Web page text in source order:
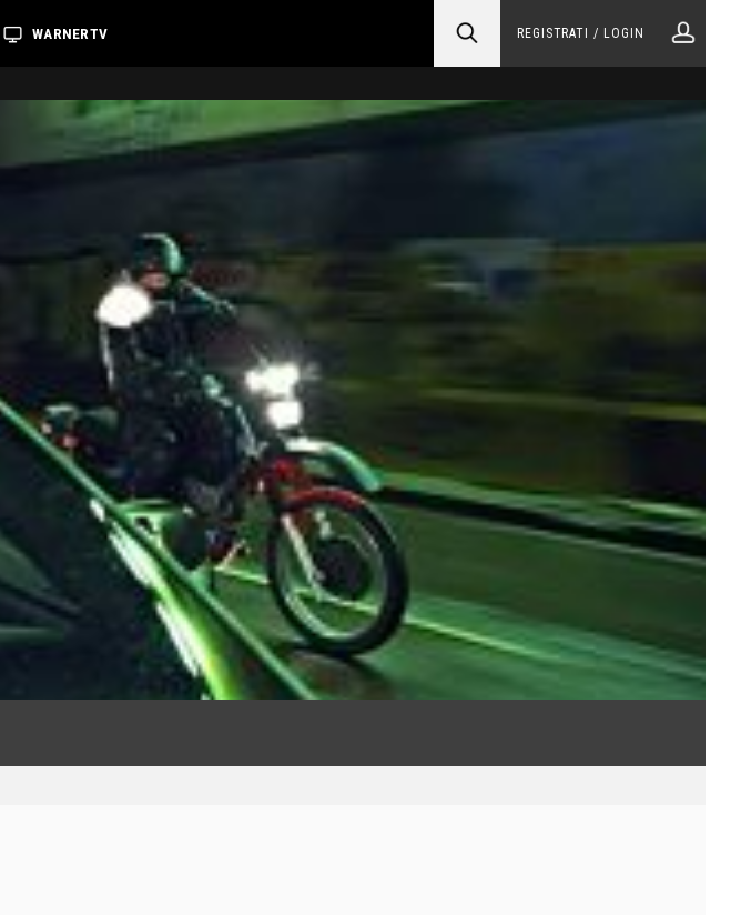
WARNERTV REGISTRATI / LOGIN